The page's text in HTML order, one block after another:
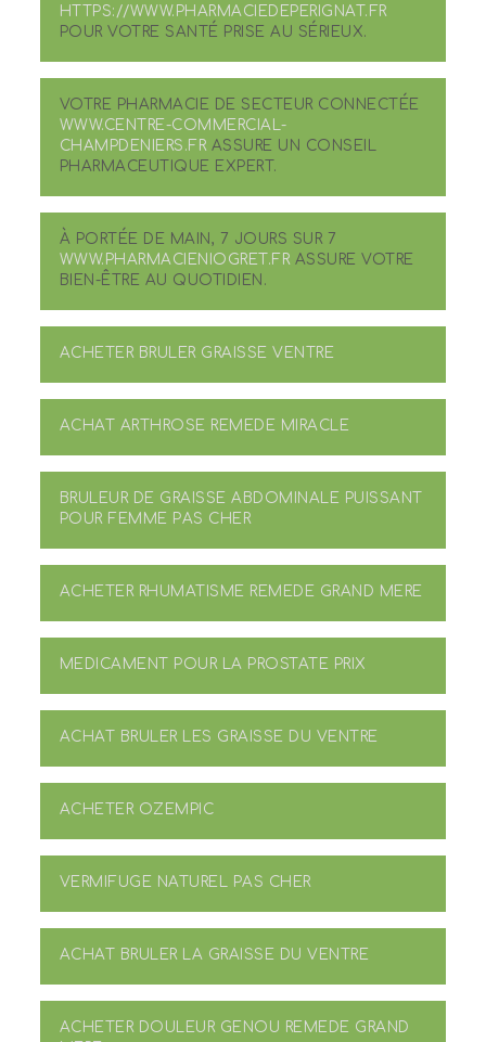
HTTPS://WWW.PHARMACIEDEPERIGNAT.FR
POUR VOTRE SANTÉ PRISE AU SÉRIEUX.
VOTRE PHARMACIE DE SECTEUR CONNECTÉE
WWW.CENTRE-COMMERCIAL-
CHAMPDENIERS.FRASSURE UN CONSEIL
PHARMACEUTIQUE EXPERT.
À PORTÉE DE MAIN, 7 JOURS SUR 7
WWW.PHARMACIENIOGRET.FRASSURE VOTRE
BIEN-ÊTRE AU QUOTIDIEN.
ACHETER BRULER GRAISSE VENTRE
ACHAT ARTHROSE REMEDE MIRACLE
BRULEUR DE GRAISSE ABDOMINALE PUISSANT
POUR FEMME PAS CHER
ACHETER RHUMATISME REMEDE GRAND MERE
MEDICAMENT POUR LA PROSTATE PRIX
ACHAT BRULER LES GRAISSE DU VENTRE
ACHETER OZEMPIC
VERMIFUGE NATUREL PAS CHER
ACHAT BRULER LA GRAISSE DU VENTRE
ACHETER DOULEUR GENOU REMEDE GRAND